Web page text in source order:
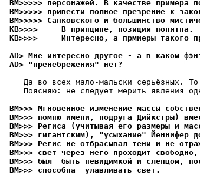
BM>>>>> персонажей. В качестве примера
BM>>>>> привести полное презрение к
BM>>>>> Сапковского и большинство
KB>>>>     В принципе, позиция понятна.
KB>>>>     Интересно, а прмиеры такого
AD> Мне интересно другое - а в каком
AD> "пренебрежения" нет?
Да во всех мало-мальски серьёзных.
Поясняю: не следует мерить явления
BM>>> Мгновенное изменение массы
BM>>> помню имени, подруга Дийкстры)
BM>>> Региса (учитывая его размеры и
BM>>> гигантским), "усыхание" Йеннифер
BM>>> Регис не отбрасывал тени и не
BM>>> свет через него проходит
BM>>> был  быть невидимкой и слепцом,
BM>>> способна  улавливать свет.